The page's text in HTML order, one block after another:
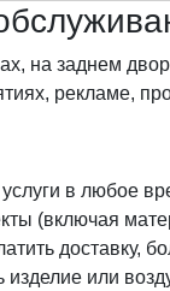
на заднем
рекламе,
в любое
(включая
доставку,
или